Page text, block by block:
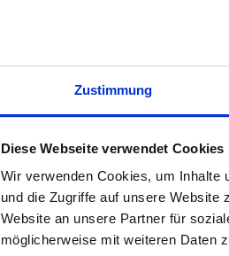
Zustimmung
Diese Webseite verwendet Cookies
Wir verwenden Cookies, um Inhalte
und die Zugriffe auf unsere Website
Website an unsere Partner für
möglicherweise mit weiteren Daten